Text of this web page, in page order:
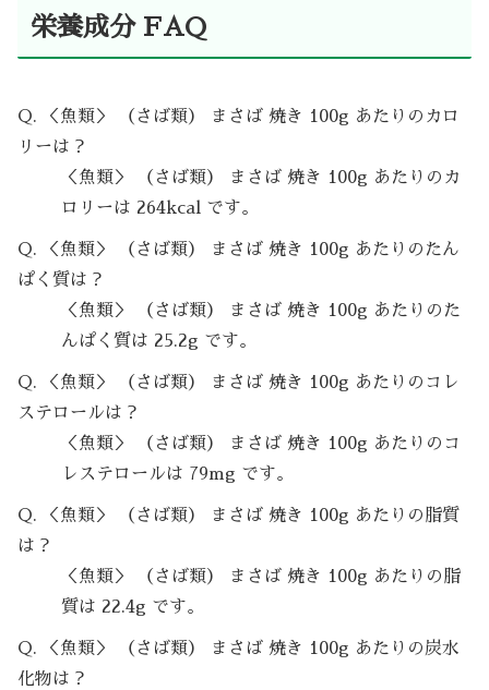
栄養成分 FAQ
Q. ＜魚類＞ （さば類） まさば 焼き 100g あたりのカロ
リーは？
＜魚類＞ （さば類） まさば 焼き 100g あたりのカ
ロリーは 264kcal です。
Q. ＜魚類＞ （さば類） まさば 焼き 100g あたりのたん
ぱく質は？
＜魚類＞ （さば類） まさば 焼き 100g あたりのた
んぱく質は 25.2g です。
Q. ＜魚類＞ （さば類） まさば 焼き 100g あたりのコレ
ステロールは？
＜魚類＞ （さば類） まさば 焼き 100g あたりのコ
レステロールは 79mg です。
Q. ＜魚類＞ （さば類） まさば 焼き 100g あたりの脂質
は？
＜魚類＞ （さば類） まさば 焼き 100g あたりの脂
質は 22.4g です。
Q. ＜魚類＞ （さば類） まさば 焼き 100g あたりの炭水
化物は？